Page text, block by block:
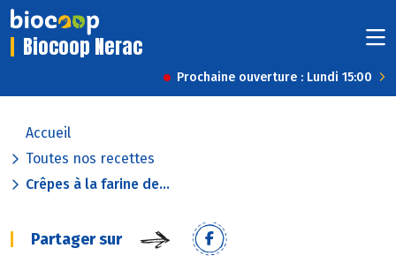
Biocoop Nerac
Prochaine ouverture : Lundi 15:00
Accueil
Toutes nos recettes
Crêpes à la farine de...
Partager sur